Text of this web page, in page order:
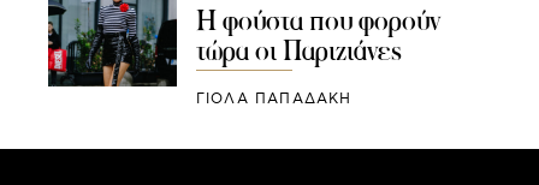
Η φούστα που φορούν
τώρα οι Παριζιάνες
ΓΙΌΛΑ ΠΑΠΑΔΆΚΗ